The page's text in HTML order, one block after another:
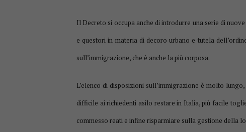
Il Decreto si occupa anche di introdurre una serie di
e questori in materia di decoro urbano e tutela
sull’immigrazione, che è anche la più corposa.
L’elenco di disposizioni sull’immigrazione è molto
difficile ai richiedenti asilo restare in Italia, più facile
commesso reati e infine risparmiare sulla gestione della